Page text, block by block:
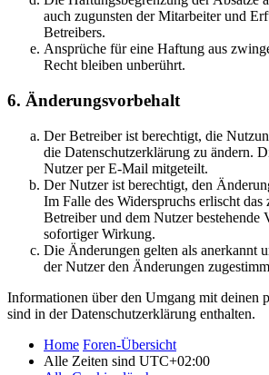
auch zugunsten der Mitarbeiter und
Betreibers.
Ansprüche für eine Haftung aus
Recht bleiben unberührt.
6. Änderungsvorbehalt
Der Betreiber ist berechtigt, die
die Datenschutzerklärung zu ändern.
Nutzer per E-Mail mitgeteilt.
Der Nutzer ist berechtigt, den
Im Falle des Widerspruchs erlischt das
Betreiber und dem Nutzer bestehende
sofortiger Wirkung.
Die Änderungen gelten als anerkannt
der Nutzer den Änderungen
Informationen über den Umgang mit deinen
sind in der Datenschutzerklärung enthalten.
Home Foren-Übersicht
Alle Zeiten sind UTC+02:00